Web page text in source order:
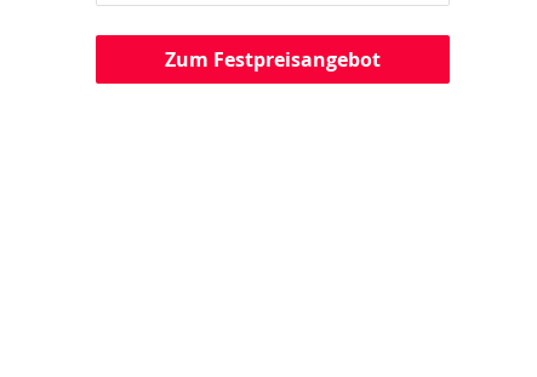
Zum Festpreisangebot